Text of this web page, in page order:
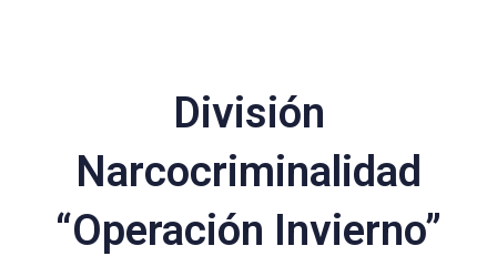
División
Narcocriminalidad
“Operación Invierno”